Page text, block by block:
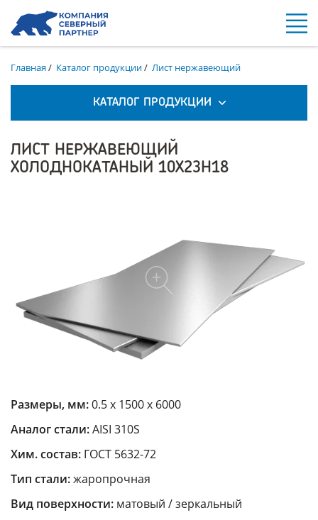
Главная/ Каталог продукции/ Лист нержавеющий
КАТАЛОГ ПРОДУКЦИИ
ЛИСТ НЕРЖАВЕЮЩИЙ
ХОЛОДНОКАТАНЫЙ 10Х23Н18
Размеры, мм:0.5 х 1500 х 6000
Аналог стали:AISI 310S
Хим. состав: ГОСТ 5632-72
Тип стали:жаропрочная
Вид поверхности: матовый / зеркальный